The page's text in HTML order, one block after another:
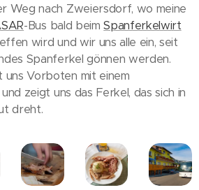
Weg nach Zweiersdorf, wo meine
-Bus bald beimSpanferkelwirt
wird und wir uns alle ein, seit
Spanferkel gönnen werden.
Vorboten mit einem
zeigt uns das Ferkel, das sich in
dreht.